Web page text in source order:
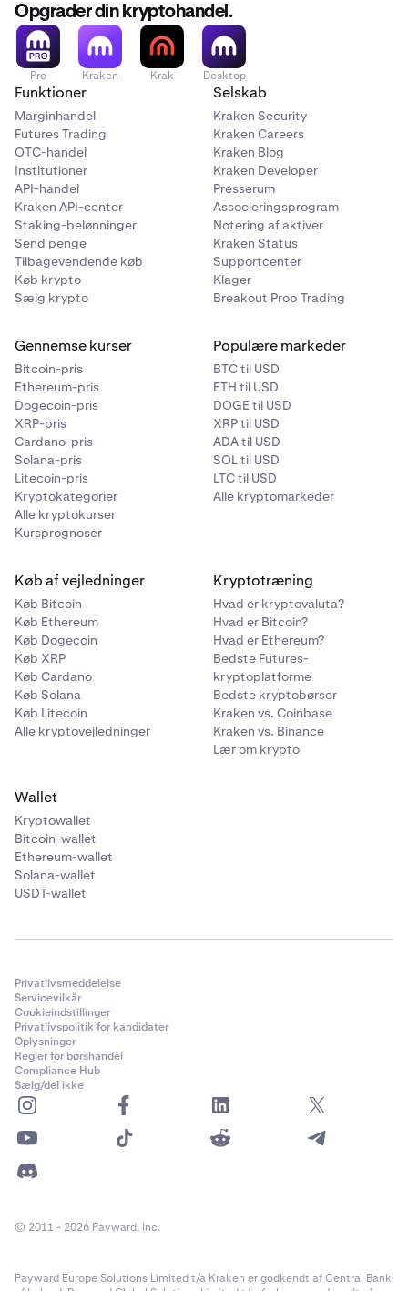
Opgrader din kryptohandel.
Pro Kraken Krak Desktop
Funktioner
Marginhandel
Futures Trading
OTC-handel
Institutioner
API-handel
Kraken API-center
Staking-belønninger
Send penge
Tilbagevendende køb
Køb krypto
Sælg krypto
Selskab
Kraken Security
Kraken Careers
Kraken Blog
Kraken Developer
Presserum
Associeringsprogram
Notering af aktiver
Kraken Status
Supportcenter
Klager
Breakout Prop Trading
Gennemse kurser
Bitcoin-pris
Ethereum-pris
Dogecoin-pris
XRP-pris
Cardano-pris
Solana-pris
Litecoin-pris
Kryptokategorier
Alle kryptokurser
Kursprognoser
Populære markeder
BTC til USD
ETH til USD
DOGE til USD
XRP til USD
ADA til USD
SOL til USD
LTC til USD
Alle kryptomarkeder
Køb af vejledninger
Køb Bitcoin
Køb Ethereum
Køb Dogecoin
Køb XRP
Køb Cardano
Køb Solana
Køb Litecoin
Alle kryptovejledninger
Kryptotræning
Hvad er kryptovaluta?
Hvad er Bitcoin?
Hvad er Ethereum?
Bedste Futures-
kryptoplatforme
Bedste kryptobørser
Kraken vs. Coinbase
Kraken vs. Binance
Lær om krypto
Wallet
Kryptowallet
Bitcoin-wallet
Ethereum-wallet
Solana-wallet
USDT-wallet
Privatlivsmeddelelse
Servicevilkår
Cookieindstillinger
Privatlivspolitik for kandidater
Oplysninger
Regler for børshandel
Compliance Hub
Sælg/del ikke
© 2011 - 2026 Payward, Inc.
Payward Europe Solutions Limited t/a Kraken er godkendt af Central Bank